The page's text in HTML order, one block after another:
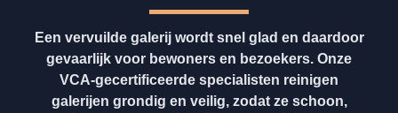
Een vervuilde galerij wordt snel glad en daardoor
gevaarlijk voor bewoners en bezoekers. Onze
VCA-gecertificeerde specialisten reinigen
galerijen grondig en veilig, zodat ze schoon,